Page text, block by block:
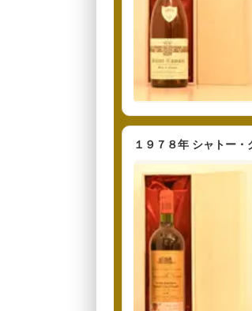
１９７８年 シャトー